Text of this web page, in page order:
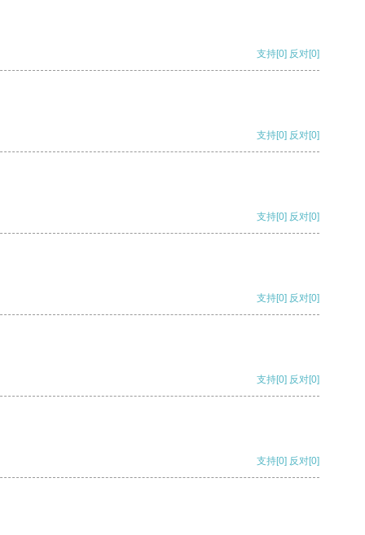
支持[0] 反对[0]
支持[0] 反对[0]
支持[0] 反对[0]
支持[0] 反对[0]
支持[0] 反对[0]
支持[0] 反对[0]